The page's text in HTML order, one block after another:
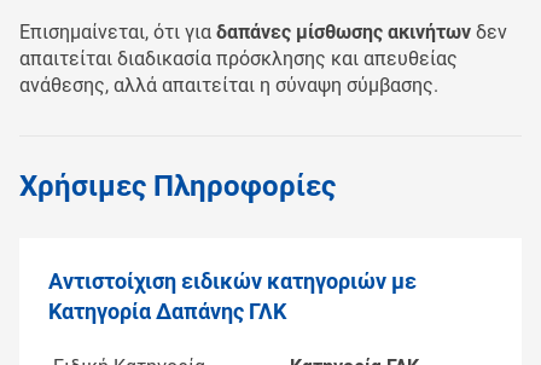
Επισημαίνεται, ότι για δαπάνες μίσθωσης ακινήτων δεν
απαιτείται διαδικασία πρόσκλησης και απευθείας
ανάθεσης, αλλά απαιτείται η σύναψη σύμβασης.
Χρήσιμες Πληροφορίες
Αντιστοίχιση ειδικών κατηγοριών με
Κατηγορία Δαπάνης ΓΛΚ